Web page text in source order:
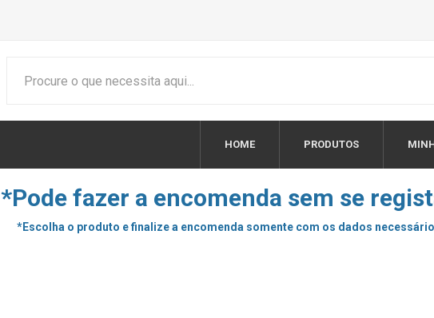
HOME PRODUTOS
*Pode fazer a encomenda sem se
*Escolha o produto e finalize a encomenda somente com os dados